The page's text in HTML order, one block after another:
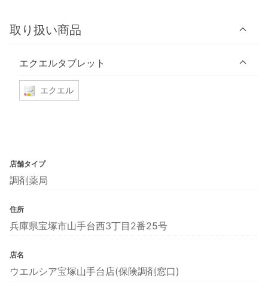
取り扱い商品
エクエルタブレット
エクエル
店舗タイプ
調剤薬局
住所
兵庫県宝塚市山手台西3丁目2番25号
店名
ウエルシア宝塚山手台店(保険調剤窓口)